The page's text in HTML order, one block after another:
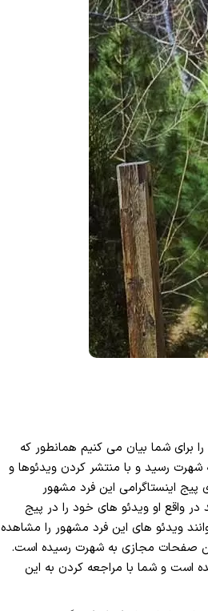
برای شما بیان می کنیم همانطور که
شهرت رسید و با منتشر کردن ویدئوها و
اینستاگرامی این فرد مشهور
واقع او ویدئو های خود را در پیج
ویدئو های این فرد مشهور را مشاهده
صفحات مجازی به شهرت رسیده است.
است و شما با مراجعه کردن به این